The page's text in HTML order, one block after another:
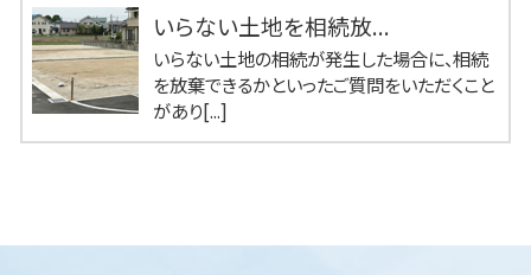
いらない土地を相続放...
いらない土地の相続が発生した場合に、相続
を放棄できるかといったご質問をいただくこと
があり[...]